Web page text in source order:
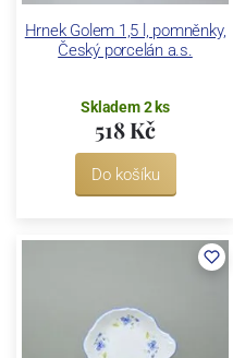
Hrnek Golem 1,5 l, pomněnky,
Český porcelán a.s.
Skladem 2 ks
518 Kč
Do košíku